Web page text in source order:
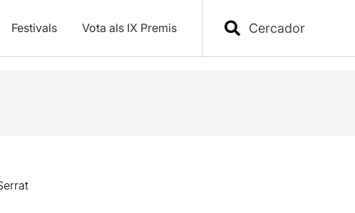
Festivals Vota als IX Premis